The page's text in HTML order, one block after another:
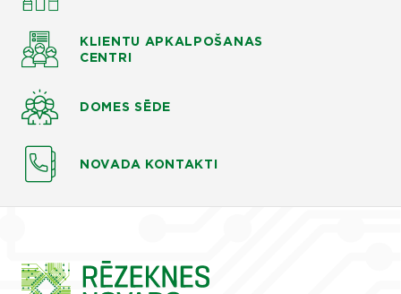
KLIENTU APKALPOŠANAS
CENTRI
DOMES SĒDE
NOVADA KONTAKTI